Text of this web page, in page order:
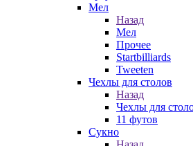
Мел
Назад
Мел
Прочее
Startbilliards
Tweeten
Чехлы для столов
Назад
Чехлы для
11 футов
Сукно